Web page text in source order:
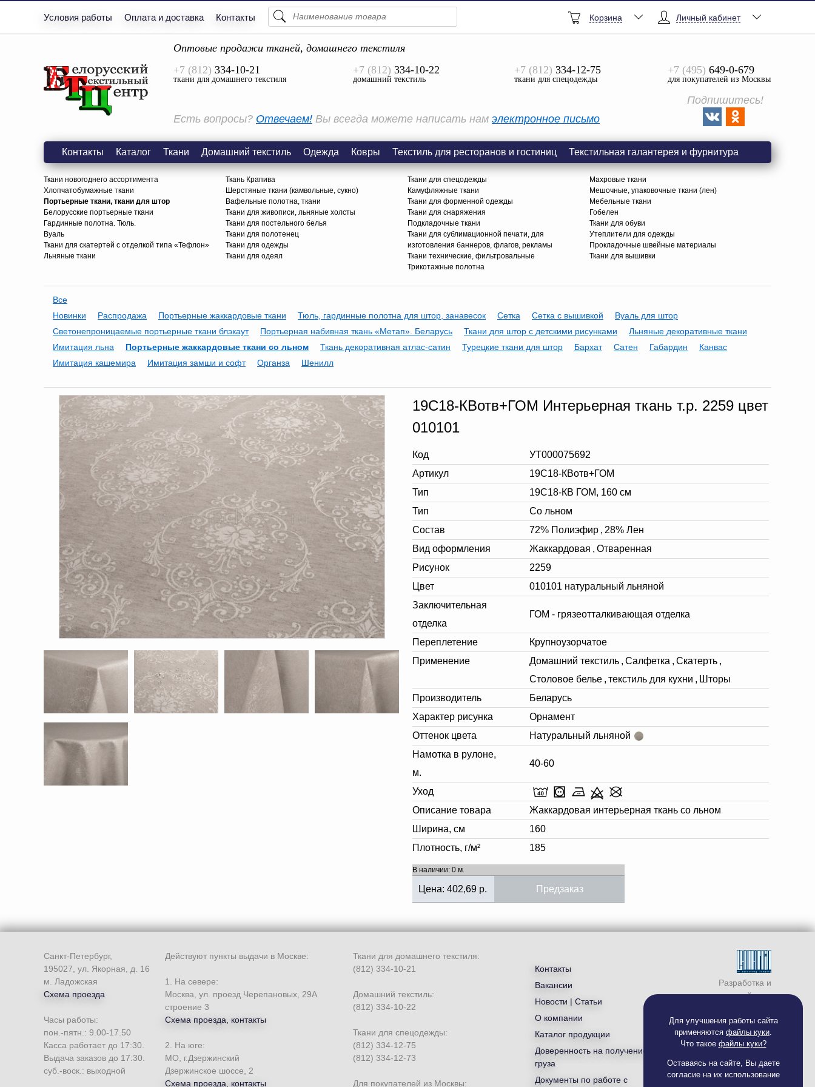
Для улучшения работы сайта
применяются файлы куки.
Что такое файлы куки?
Оставаясь на сайте, Вы даете
согласие на их использование
Условия работы Оплата и доставка Контакты
Просмотреть Все
Личный кабинет
Корзина
Оптовые продажи тканей, домашнего текстиля
+7 (812) 334-10-21
ткани для домашнего текстиля
+7 (812) 334-10-22
домашний текстиль
+7 (812) 334-12-75
ткани для спецодежды
+7 (495) 649-0-679
для покупателей из Москвы
Есть вопросы? Отвечаем! Вы всегда можете написать нам электронное письмо
Подпишитесь!
Контакты Каталог Ткани Домашний текстиль Одежда Ковры Текстиль для ресторанов и гостиниц Текстильная галантерея и фурнитура
Ткани новогоднего ассортимента
Хлопчатобумажные ткани
Портьерные ткани, ткани для штор
Белорусские портьерные ткани
Гардинные полотна. Тюль.
Вуаль
Ткани для скатертей с отделкой типа «Тефлон»
Льняные ткани
Ткань Крапива
Шерстяные ткани (камвольные, сукно)
Вафельные полотна, ткани
Ткани для живописи, льняные холсты
Ткани для постельного белья
Ткани для полотенец
Ткани для одежды
Ткани для одеял
Ткани для спецодежды
Камуфляжные ткани
Ткани для форменной одежды
Ткани для снаряжения
Подкладочные ткани
Ткани для сублимационной печати, для
изготовления баннеров, флагов, рекламы
Ткани технические, фильтровальные
Трикотажные полотна
Махровые ткани
Мешочные, упаковочные ткани (лен)
Мебельные ткани
Гобелен
Ткани для обуви
Утеплители для одежды
Прокладочные швейные материалы
Ткани для вышивки
Все
Новинки
Распродажа Портьерные жаккардовые ткани Тюль, гардинные полотна для штор, занавесок Сетка Сетка с вышивкой
Вуаль для штор
Светонепроницаемые портьерные ткани блэкаут
Портьерная набивная ткань «Метап». Беларусь Ткани для штор с детскими рисунками
Льняные декоративные ткани
Имитация льна
Портьерные жаккардовые ткани со льном Ткань декоративная атлас-сатин Турецкие ткани для штор Бархат Сатен Габардин
Канвас
Имитация кашемира
Имитация замши и софт Органза Шенилл
19С18-КВотв+ГОМ Интерьерная ткань т.р. 2259 цвет
010101
Код
УТ000075692
Артикул
19С18-КВотв+ГОМ
Тип
19С18-КВ ГОМ, 160 см
Тип
Со льном
Состав
72% Полиэфир , 28% Лен
Вид оформления
Жаккардовая , Отваренная
Рисунок
2259
Цвет
010101 натуральный льняной
Заключительная
отделка
ГОМ - грязеотталкивающая отделка
Переплетение
Крупноузорчатое
Применение
Домашний текстиль , Салфетка , Скатерть ,
Столовое белье , текстиль для кухни , Шторы
Производитель
Беларусь
Характер рисунка
Орнамент
Оттенок цвета
Натуральный льняной
Намотка в рулоне,
м.
40-60
Уход
Описание товара
Жаккардовая интерьерная ткань со льном
Ширина, см
160
Плотность, г/м²
185
В наличии: 0 м.
Цена: 402,69 р. Предзаказ
Разработка и
продвижение сайта —
Санкт-Петербург,
195027, ул. Якорная, д. 16
м. Ладожская
Схема проезда
Часы работы:
пон.-пятн.: 9.00-17.50
Касса работает до 17:30.
Выдача заказов до 17:30.
суб.-воск.: выходной
Действуют пункты выдачи в Москве:
1. На севере:
Москва, ул. проезд Черепановых, 29А
строение 3
Схема проезда, контакты
2. На юге:
МО, г.Дзержинский
Дзержинское шоссе, 2
Схема проезда, контакты
Ткани для домашнего текстиля:
(812) 334-10-21
Домашний текстиль:
(812) 334-10-22
Ткани для спецодежды:
(812) 334-12-75
(812) 334-12-73
Для покупателей из Москвы:
Контакты
Вакансии
Новости | Статьи
О компании
Каталог продукции
Доверенность на получение
груза
Документы по работе с